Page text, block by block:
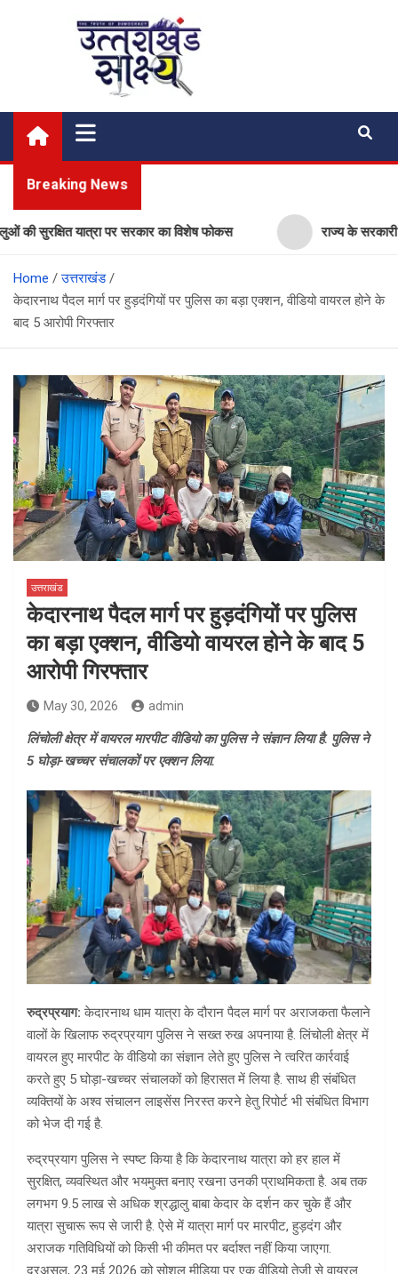
Uttarakhand Shakshya
My News Portal
Breaking News
यात्रा पर सरकार का विशेष फोकस राज्य के सरकारी स्कूलों में
Home
उत्तराखंड
केदारनाथ पैदल मार्ग पर हुड़दंगियों पर पुलिस का बड़ा एक्शन, वीडियो वायरल होने के
बाद 5 आरोपी गिरफ्तार
उत्तराखंड
केदारनाथ पैदल मार्ग पर हुड़दंगियों पर पुलिस
का बड़ा एक्शन, वीडियो वायरल होने के बाद 5
आरोपी गिरफ्तार
May 30, 2026 admin
लिंचोली क्षेत्र में वायरल मारपीट वीडियो का पुलिस ने संज्ञान लिया है. पुलिस ने
5 घोड़ा-खच्चर संचालकों पर एक्शन लिया.
रुद्रप्रयाग: केदारनाथ धाम यात्रा के दौरान पैदल मार्ग पर अराजकता फैलाने
वालों के खिलाफ रुद्रप्रयाग पुलिस ने सख्त रुख अपनाया है. लिंचोली क्षेत्र में
वायरल हुए मारपीट के वीडियो का संज्ञान लेते हुए पुलिस ने त्वरित कार्रवाई
करते हुए 5 घोड़ा-खच्चर संचालकों को हिरासत में लिया है. साथ ही संबंधित
व्यक्तियों के अश्व संचालन लाइसेंस निरस्त करने हेतु रिपोर्ट भी संबंधित विभाग
को भेज दी गई है.
रुद्रप्रयाग पुलिस ने स्पष्ट किया है कि केदारनाथ यात्रा को हर हाल में
सुरक्षित, व्यवस्थित और भयमुक्त बनाए रखना उनकी प्राथमिकता है. अब तक
लगभग 9.5 लाख से अधिक श्रद्धालु बाबा केदार के दर्शन कर चुके हैं और
यात्रा सुचारू रूप से जारी है. ऐसे में यात्रा मार्ग पर मारपीट, हुड़दंग और
अराजक गतिविधियों को किसी भी कीमत पर बर्दाश्त नहीं किया जाएगा.
दरअसल, 23 मई 2026 को सोशल मीडिया पर एक वीडियो तेजी से वायरल